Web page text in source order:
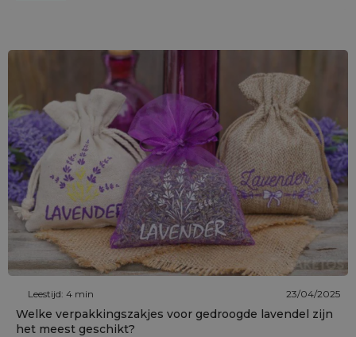
Leestijd: 4 min 23/04/2025
Welke verpakkingszakjes voor gedroogde lavendel zijn
het meest geschikt?